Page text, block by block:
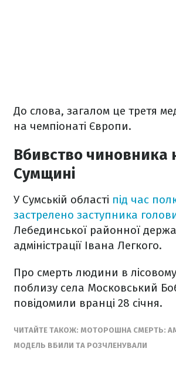
До слова, загалом це третя
на чемпіонаті Європи.
Вбивство чиновника
Сумщині
У Сумській області під час
застрелено заступника
Лебединської районної
адміністрації Івана Легкого.
Про смерть людини в
поблизу села Московський
повідомили вранці 28 січня.
ЧИТАЙТЕ ТАКОЖ: МОТОРОШНА СМЕРТЬ:
МОДЕЛЬ ВБИЛИ ТА РОЗЧЛЕНУВАЛИ